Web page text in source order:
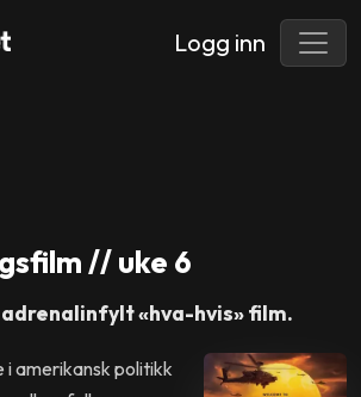
Logg inn
// uke 6
adrenalinfylt «hva-hvis» film.
i amerikansk politikk